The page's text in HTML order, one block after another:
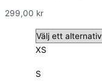
299,00 kr
XS
S